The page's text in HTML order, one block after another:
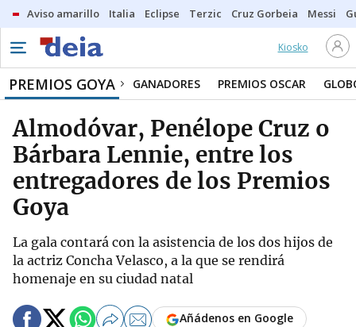
Aviso amarillo Italia Eclipse Terzic Cruz Gorbeia Messi
Kiosko
PREMIOS GOYA GANADORES PREMIOS OSCAR
Almodóvar, Penélope Cruz o
Bárbara Lennie, entre los
entregadores de los Premios
Goya
La gala contará con la asistencia de los dos hijos de
la actriz Concha Velasco, a la que se rendirá
homenaje en su ciudad natal
Añádenos en Google